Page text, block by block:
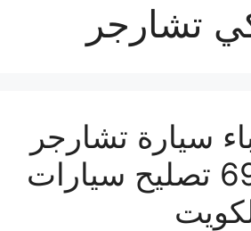
تشارجر
سيارة تشارجر
69622745 تصليح سيارات